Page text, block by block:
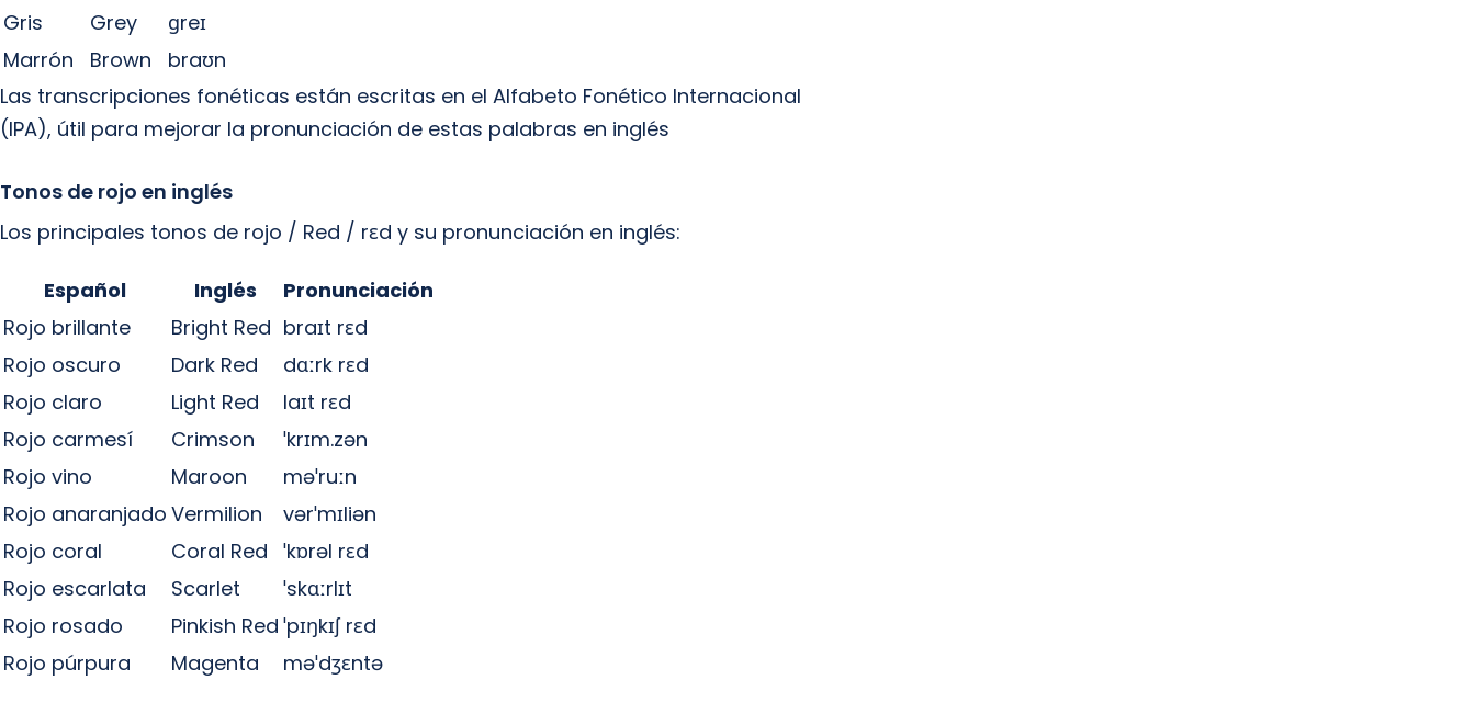
Gris
Grey
ɡreɪ
Marrón
Brown
braʊn
Las transcripciones fonéticas están escritas en el Alfabeto Fonético Internacional
(IPA), útil para mejorar la pronunciación de estas palabras en inglés
Tonos de rojo en inglés
Los principales tonos de rojo / Red / rɛd y su pronunciación en inglés:
Español Inglés
Pronunciación
Rojo brillante
Bright Red braɪt rɛd
Rojo oscuro
Dark Red
dɑːrk rɛd
Rojo claro
Light Red
laɪt rɛd
Rojo carmesí
Crimson
ˈkrɪm.zən
Rojo vino
Maroon
məˈruːn
Rojo anaranjado Vermilion
vərˈmɪliən
Rojo coral
Coral Red ˈkɒrəl rɛd
Rojo escarlata
Scarlet
ˈskɑːrlɪt
Rojo rosado
Pinkish Red ˈpɪŋkɪʃ rɛd
Rojo púrpura
Magenta məˈdʒɛntə